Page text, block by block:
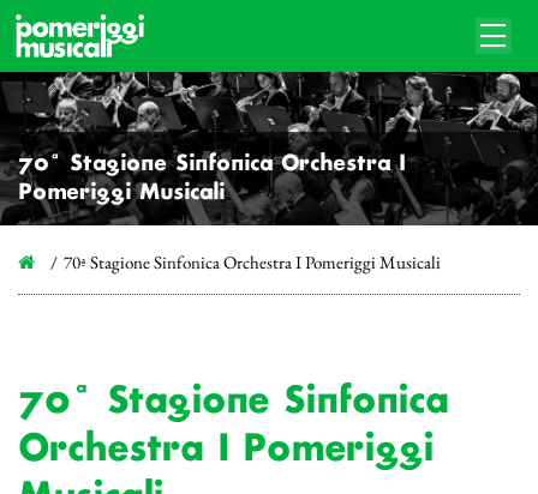
70ª Stagione Sinfonica Orchestra I
Pomeriggi Musicali
70ª Stagione Sinfonica Orchestra I Pomeriggi Musicali
70ª Stagione Sinfonica
Orchestra I Pomeriggi